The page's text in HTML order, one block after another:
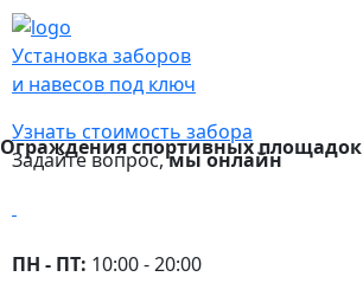
Установка заборов
и навесов под ключ
Узнать стоимость забора
Задайте вопрос,мы онлайн
ПН - ПТ: 10:00 - 20:00
Заборы для дачи
Заборы 3D
Ограждения спортивных площадок